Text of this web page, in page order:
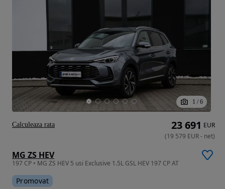
1 / 6
MG ZS HEV
197 CP • MG ZS HEV 5 usi Exclusive 1.5L GSL HEV 197 CP AT
Promovat
23 691 EUR
(19 579 EUR- net)
Calculeaza rata